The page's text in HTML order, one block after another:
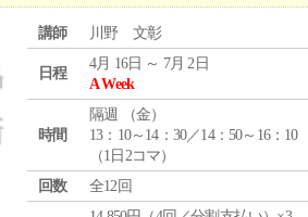
講師 川野 文彰
日程
4月 16日 ～ 7月 2日
A Week
時間
隔週 （金）
13：10～14：30／14：50～16：10
（1日2コマ）
回数
全12回